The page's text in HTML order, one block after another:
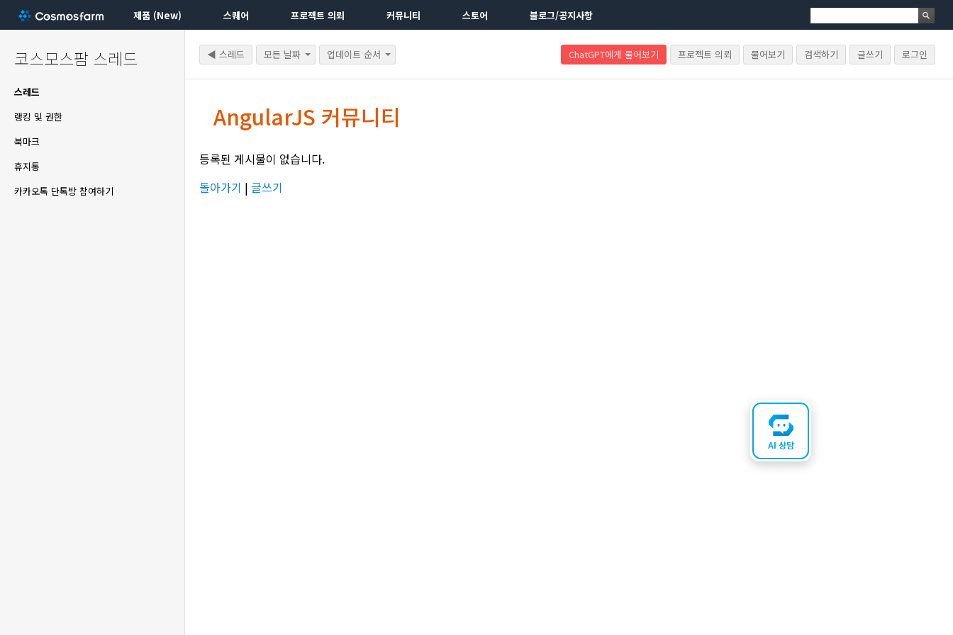
제품 (New) 스퀘어 프로젝트 의뢰 커뮤니티 스토어 블로그/공지사항
코스모스팜 스레드
스레드
랭킹 및 권한
북마크
휴지통
카카오톡 단톡방 참여하기
◀ 스레드 모든 날짜 업데이트 순서 ChatGPT에게 물어보기 프로젝트 의뢰 물어보기 검색하기 글쓰기 로그인
AngularJS 커뮤니티
등록된 게시물이 없습니다.
돌아가기 | 글쓰기
AI 상담